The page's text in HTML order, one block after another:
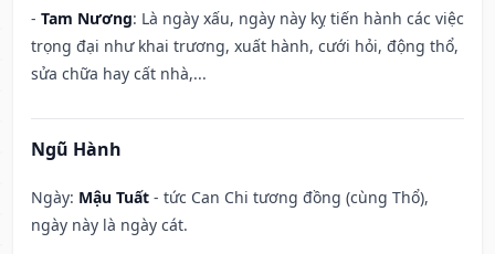
- Tam Nương: Là ngày xấu, ngày này kỵ tiến hành các việc
trọng đại như khai trương, xuất hành, cưới hỏi, động thổ,
sửa chữa hay cất nhà,...
Ngũ Hành
Ngày: Mậu Tuất - tức Can Chi tương đồng (cùng Thổ),
ngày này là ngày cát.